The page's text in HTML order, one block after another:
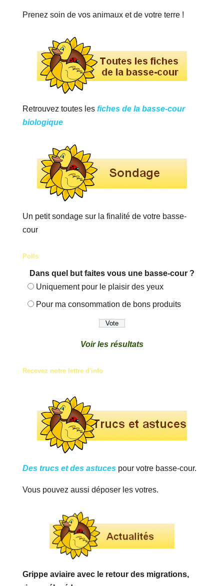
Prenez soin de vos animaux et de votre terre !
Retrouvez toutes les fiches de la basse-cour
biologique
Un petit sondage sur la finalité de votre basse-
cour
Polls
Dans quel but faites vous une basse-cour ?
Uniquement pour le plaisir des yeux
Pour ma consommation de bons produits
Voir les résultats
Recevez notre lettre d'info
Des trucs et des astucespour votre basse-cour.
Vous pouvez aussi déposer les votres.
Grippe aviaire avec le retour des migrations,